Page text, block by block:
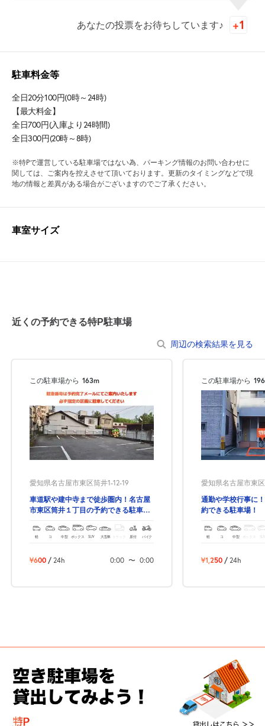
あなたの投票をお待ちしています♪
駐車料金等
全日20分100円(0時～24時)
【最大料金】
全日700円(入庫より24時間)
全日300円(20時～8時)
※特Pで運営している駐車場ではない為、パーキング情報のお問い合わせに
関しては、ご案内を控えさせて頂いております。更新のタイミングなどで現
地の情報と差異がある場合がございますのでご了承ください。
車室サイズ
近くの予約できる特P駐車場
周辺の検索結果を見る
この駐車場から 163m
愛知県名古屋市東区筒井1-12-19
車道駅や建中寺まで徒歩圏内！名古屋
市東区筒井１丁目の予約できる駐車
軽 コ 中型 ボックス SUV 大型車 トラック 原付 バイク
¥600 / 24h 0:00 〜 0:00
この駐車場から
愛知県名古屋市東
通勤や学校行事に
約できる駐車場！
軽 コ 中型 ボックス
¥1,250 / 24h